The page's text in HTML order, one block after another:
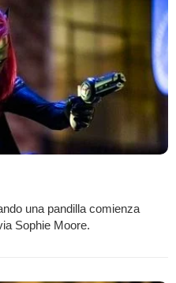
una pandilla comienza
Sophie Moore.